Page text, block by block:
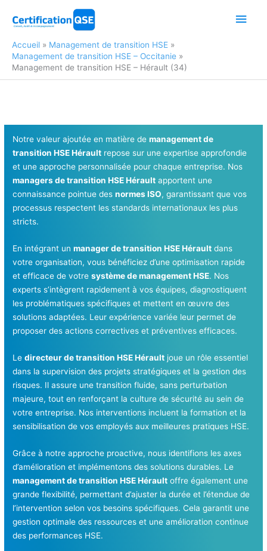
Accueil
Management de transition HSE
Management de transition HSE – Occitanie
Management de transition HSE – Hérault (34)
Notre valeur ajoutée en matière demanagement de
transition HSE Hérault repose sur une expertise approfondie
et une approche personnalisée pour chaque entreprise. Nos
managers de transition HSE Hérault apportent une
connaissance pointue desnormes ISO, garantissant que vos
processus respectent les standards internationaux les plus
stricts.
En intégrant unmanager de transition HSE Hérault dans
votre organisation, vous bénéficiez d’une optimisation rapide
et efficace de votresystème de management HSE. Nos
experts s’intègrent rapidement à vos équipes, diagnostiquent
les problématiques spécifiques et mettent en œuvre des
solutions adaptées. Leur expérience variée leur permet de
proposer des actions correctives et préventives efficaces.
Ledirecteur de transition HSE Hérault joue un rôle essentiel
dans la supervision des projets stratégiques et la gestion des
risques. Il assure une transition fluide, sans perturbation
majeure, tout en renforçant la culture de sécurité au sein de
votre entreprise. Nos interventions incluent la formation et la
sensibilisation de vos employés aux meilleures pratiques HSE.
Grâce à notre approche proactive, nous identifions les axes
d’amélioration et implémentons des solutions durables. Le
management de transition HSE Hérault offre également une
grande flexibilité, permettant d’ajuster la durée et l’étendue de
l’intervention selon vos besoins spécifiques. Cela garantit une
gestion optimale des ressources et une amélioration continue
des performances HSE.